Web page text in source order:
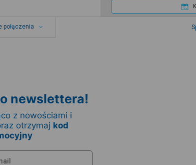
połączenia
newslettera!
z nowościami i
otrzymaj kod